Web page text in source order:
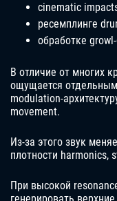
cinematic
ресемплинге
обработке
В отличие от многих
ощущается
modulation-
movement.
Из-за этого звук
плотности harmonics,
При высокой